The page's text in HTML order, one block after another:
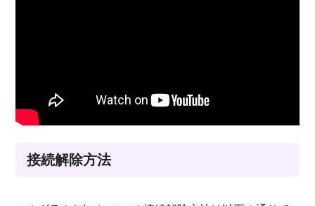
接続解除方法